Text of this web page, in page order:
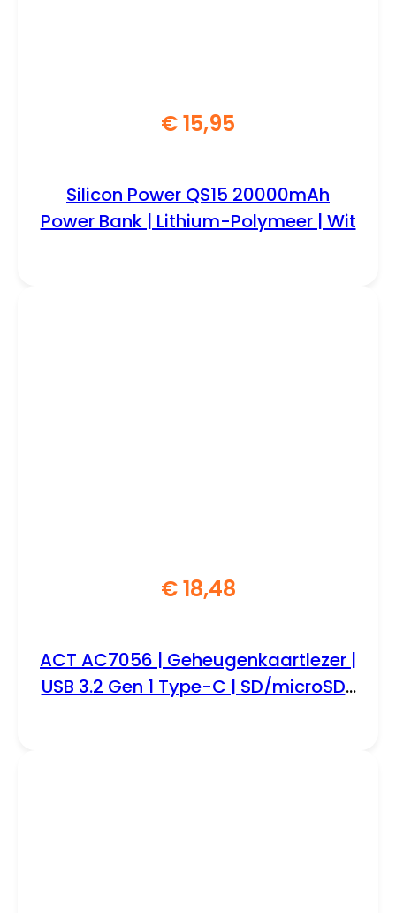
€15,95
Silicon Power QS15 20000mAh
Power Bank | Lithium-Polymeer | Wit
€18,48
ACT AC7056 | Geheugenkaartlezer |
USB 3.2 Gen 1 Type-C | SD/microSD |